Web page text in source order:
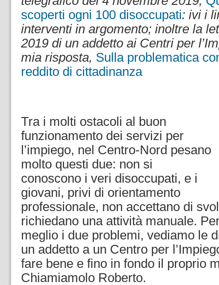
scoperti ogni 100 disoccupati: ivi i
interventi in argomento; inoltre la
2019 di un addetto ai Centri per
mia risposta, Sulla problematica
reddito di cittadinanza
Tra i molti ostacoli al buon
funzionamento dei servizi per
l’impiego, nel Centro-Nord pesano
molto questi due: non si
conoscono i veri disoccupati, e i
giovani, privi di orientamento
professionale, non accettano di
richiedano una attività manuale.
meglio i due problemi, vediamo le
un addetto a un Centro per
fare bene e fino in fondo il proprio
Chiamiamolo Roberto.